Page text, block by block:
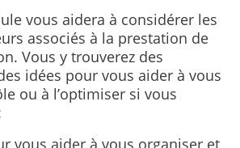
vous aidera à considérer les
associés à la prestation de
Vous y trouverez des
idées pour vous aider à vous
ou à l’optimiser si vous
vous aider à vous organiser et